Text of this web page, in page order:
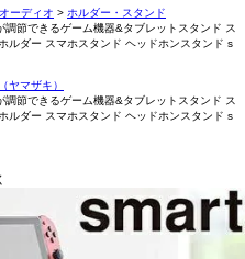
ーディオ
ホルダー・スタンド
節できるゲーム機器&タブレットスタンド ス
ダー スマホスタンド ヘッドホンスタンド s
ヤマザキ）
節できるゲーム機器&タブレットスタンド ス
ダー スマホスタンド ヘッドホンスタンド s